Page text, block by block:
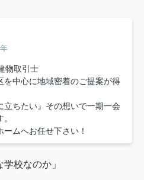
物取引士
を中心に地域密着のご提案が得
立ちたい』その想いで一期一会
ムへお任せ下さい！
校なのか」